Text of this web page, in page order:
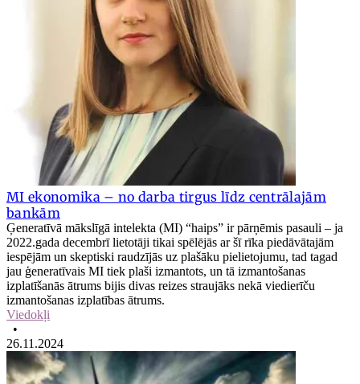
MI ekonomika – no darba tirgus līdz centrālajām
bankām
Ģeneratīvā mākslīgā intelekta (MI) “haips” ir pārņēmis pasauli – ja
2022.gada decembrī lietotāji tikai spēlējās ar šī rīka piedāvātajām
iespējām un skeptiski raudzījās uz plašāku pielietojumu, tad tagad
jau ģeneratīvais MI tiek plaši izmantots, un tā izmantošanas
izplatīšanās ātrums bijis divas reizes straujāks nekā viedierīču
izmantošanas izplatības ātrums.
Viedokļi
•
26.11.2024